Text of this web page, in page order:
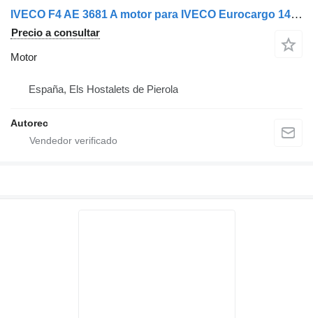
IVECO F4 AE 3681 A motor para IVECO Eurocargo 140E28 camión
Precio a consultar
Motor
España, Els Hostalets de Pierola
Autorec